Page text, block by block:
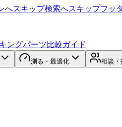
へスキップ検索へスキップフッ
ングパーツ比較ガイド
測る・最適化 相談・